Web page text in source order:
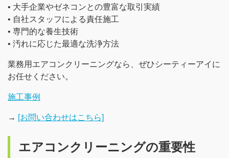
• 大手企業やゼネコンとの豊富な取引実績
• 自社スタッフによる責任施工
• 専門的な養生技術
• 汚れに応じた最適な洗浄方法
業務用エアコンクリーニングなら、ぜひシーティーアイに
お任せください。
施工事例
→ [お問い合わせはこちら]
エアコンクリーニングの重要性